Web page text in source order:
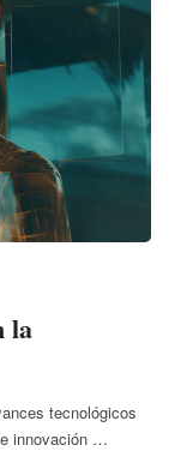
la
tecnológicos
innovación …